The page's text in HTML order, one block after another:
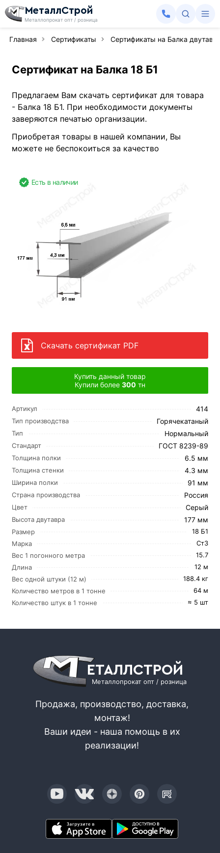
МеталлСтрой
Металлопрокат опт / розница
Главная Сертификаты Сертификаты на Балка
Сертификат на Балка 18 Б1
Предлагаем Вам скачать сертификат для товара
- Балка 18 Б1. При необходимости документы
заверяются печатью организации.
Приобретая товары в нашей компании, Вы
можете не беспокоиться за качество
Есть в наличии
Скачать сертификат PDF
Купить данный товар
Купили более 300 тн
Артикул 414
Тип производства Горячекатаный
Тип Нормальный
Стандарт ГОСТ 8239-89
Толщина полки 6.5 мм
Толщина стенки 4.3 мм
Ширина полки 91 мм
Страна производства Россия
Цвет Серый
Высота двутавра 177 мм
Размер
18 Б1
Марка
Ст3
Вес 1 погонного метра
15.7
Длина
12 м
Вес одной штуки (12 м)
188.4 кг
Количество метров в 1 тонне
64 м
Количество штук в 1 тонне
≈ 5 шт
ЕТАЛЛСТРОЙ
Металлопрокат опт / розница
Продажа, производство, доставка,
монтаж!
Ваши идеи - наша помощь в их
реализации!